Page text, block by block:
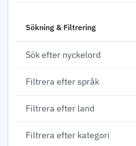
Sökning & Filtrering
Sök efter nyckelord
Filtrera efter språk
Filtrera efter land
Filtrera efter kategori